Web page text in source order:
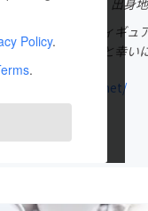
ジェット
域活性化
Policy.
.
出身国：日本
出身
マスコットフィギ
お贈りできると幸い
donxcup.net/